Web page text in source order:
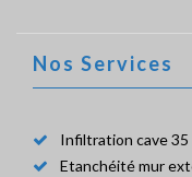
Nos Services
Infiltration cave 35
Etanchéité mur